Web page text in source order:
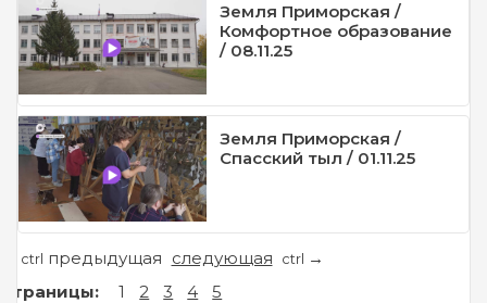
Земля Приморская /
Комфортное образование
/ 08.11.25
Земля Приморская /
Спасский тыл / 01.11.25
ctrl предыдущая следующая ctrl →
Страницы: 1 2 3 4 5